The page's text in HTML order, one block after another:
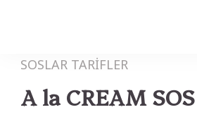
SOSLAR TARİFLER
A la CREAM SOS